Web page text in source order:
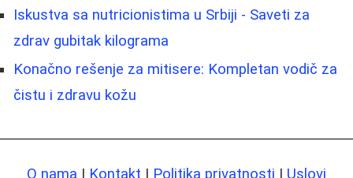
Iskustva sa nutricionistima u Srbiji - Saveti za
zdrav gubitak kilograma
Konačno rešenje za mitisere: Kompletan vodič za
čistu i zdravu kožu
O nama | Kontakt | Politika privatnosti | Uslovi